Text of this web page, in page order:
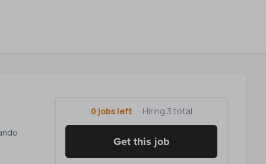
0 jobs left Hiring 3 total
Get this job